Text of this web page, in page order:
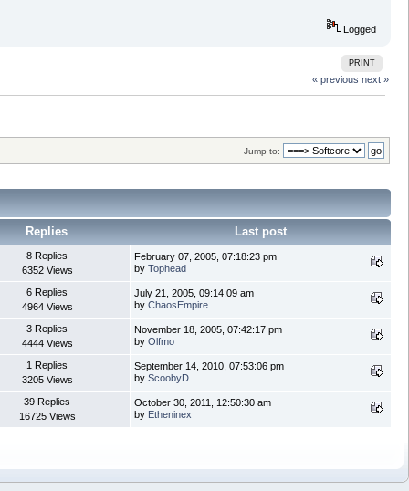
Logged
PRINT
« previous next »
Jump to:
Replies Last post
8 Replies
6352 Views
February 07, 2005, 07:18:23 pm
by Tophead
6 Replies
4964 Views
July 21, 2005, 09:14:09 am
by ChaosEmpire
3 Replies
4444 Views
November 18, 2005, 07:42:17 pm
by Olfmo
1 Replies
3205 Views
September 14, 2010, 07:53:06 pm
by ScoobyD
39 Replies
16725 Views
October 30, 2011, 12:50:30 am
by Etheninex